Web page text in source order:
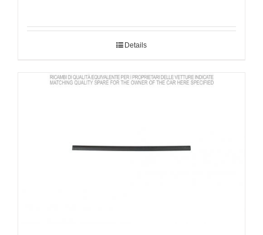
Details